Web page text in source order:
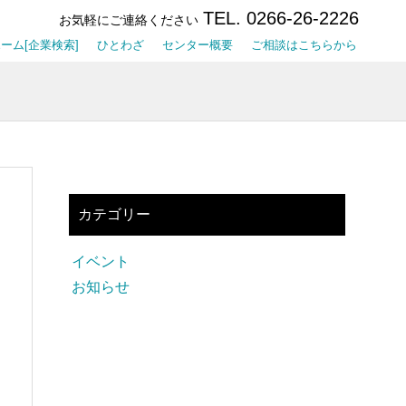
お気軽にご連絡ください TEL. 0266-26-2226
ム[企業検索] ひとわざ センター概要 ご相談はこちらから
カテゴリー
イベント
お知らせ